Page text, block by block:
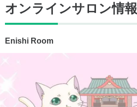
オンラインサロン情報
Enishi Room